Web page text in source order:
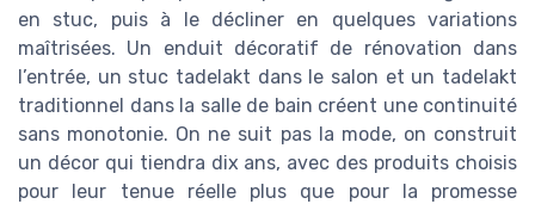
en stuc, puis à le décliner en quelques variations
maîtrisées. Un enduit décoratif de rénovation dans
l’entrée, un stuc tadelakt dans le salon et un tadelakt
traditionnel dans la salle de bain créent une continuité
sans monotonie. On ne suit pas la mode, on construit
un décor qui tiendra dix ans, avec des produits choisis
pour leur tenue réelle plus que pour la promesse